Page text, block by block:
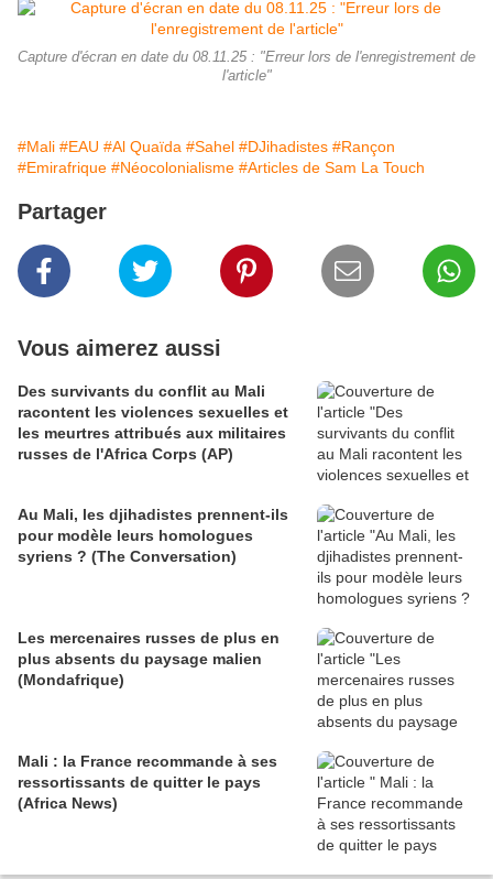
Capture d'écran en date du 08.11.25 : "Erreur lors de l'enregistrement de
l'article"
#Mali #EAU #Al Quaïda #Sahel #DJihadistes #Rançon
#Emirafrique #Néocolonialisme #Articles de Sam La Touch
Partager
Vous aimerez aussi
Des survivants du conflit au Mali
racontent les violences sexuelles et
les meurtres attribués aux militaires
russes de l'Africa Corps (AP)
Au Mali, les djihadistes prennent-ils
pour modèle leurs homologues
syriens ? (The Conversation)
Les mercenaires russes de plus en
plus absents du paysage malien
(Mondafrique)
Mali : la France recommande à ses
ressortissants de quitter le pays
(Africa News)